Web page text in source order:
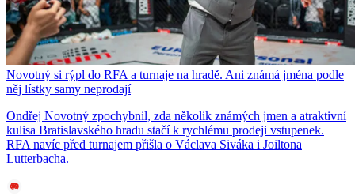
Novotný si rýpl do RFA a turnaje na hradě. Ani známá jména podle
něj lístky samy neprodají
Ondřej Novotný zpochybnil, zda několik známých jmen a atraktivní
kulisa Bratislavského hradu stačí k rychlému prodeji vstupenek.
RFA navíc před turnajem přišla o Václava Siváka i Joiltona
Lutterbacha.